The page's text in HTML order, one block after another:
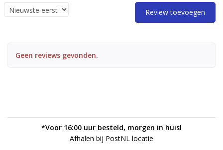
Review toevoegen
Geen reviews gevonden.
*Voor 16:00 uur besteld, morgen in huis!
Afhalen bij PostNL locatie